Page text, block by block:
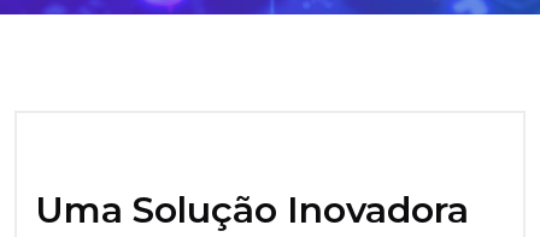
Uma Solução Inovadora